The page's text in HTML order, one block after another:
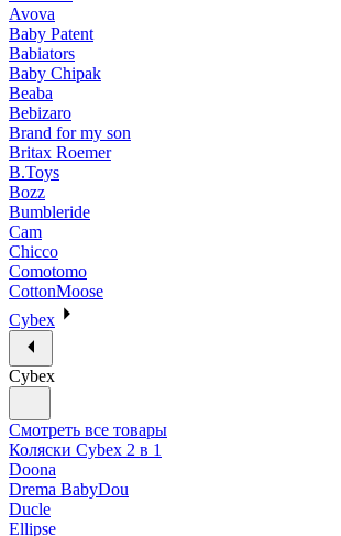
Avova
Baby Patent
Babiators
Baby Chipak
Beaba
Bebizaro
Brand for my son
Britax Roemer
B.Toys
Bozz
Bumbleride
Cam
Chicco
Comotomo
CottonMoose
Cybex
Cybex
Смотреть все товары
Коляски Cybex 2 в 1
Doona
Drema BabyDou
Ducle
Ellipse